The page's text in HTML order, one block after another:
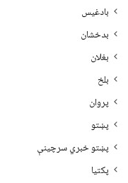
بادغیس
بدخشان
بغلان
بلخ
پروان
پښتو
پښتو خبري سرچينې
پکتيا